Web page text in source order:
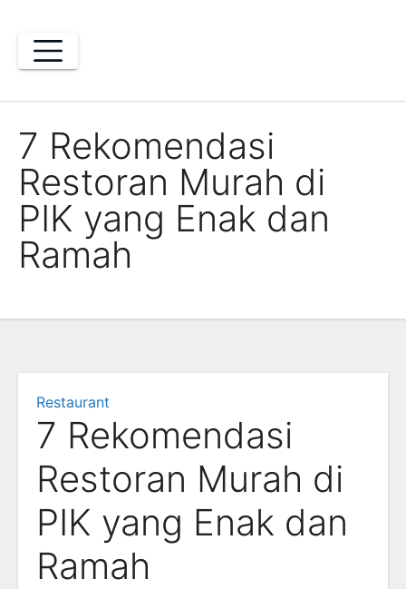
content
7 Rekomendasi
Restoran Murah di
PIK yang Enak dan
Ramah
Restaurant
7 Rekomendasi
Restoran Murah di
PIK yang Enak dan
Ramah